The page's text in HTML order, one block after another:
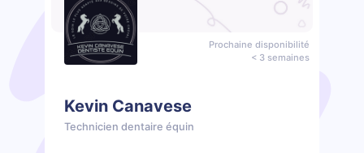
Prochaine disponibilité
< 3 semaines
Kevin Canavese
Technicien dentaire équin